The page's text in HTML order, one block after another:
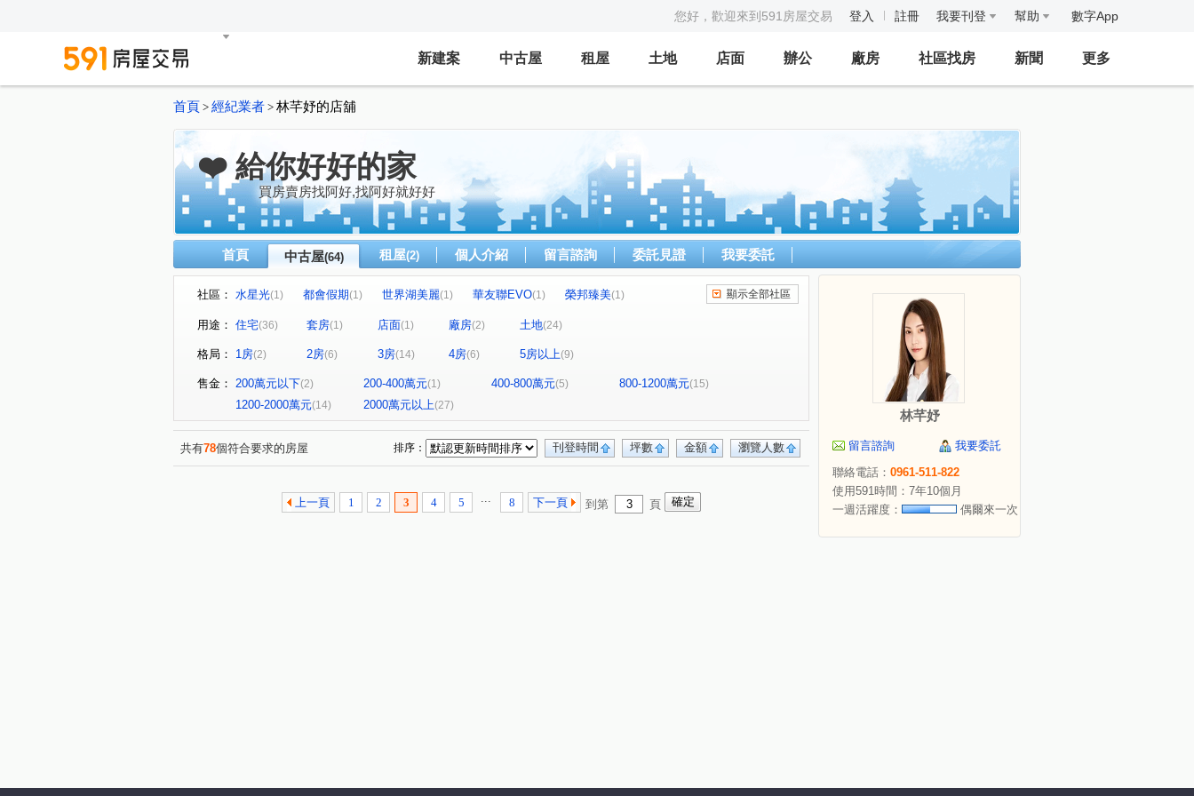
您好，歡迎來到591房屋交易 登入 註冊 我要刊登 幫助 數字App
新建案 中古屋 租屋 土地 店面 辦公 廠房 社區找房 新聞 更多
首頁 > 經紀業者 > 林芊妤的店舖
❤️ 給你好好的家
買房賣房找阿好,找阿好就好好
首頁 中古屋(64) 租屋(2) 個人介紹 留言諮詢 委託見證 我要委託
社區： 水星光(1) 都會假期(1) 世界湖美麗(1) 華友聯EVO(1) 榮邦臻美(1)
陶喜LiHo5 西門大院 皇家貴賓大廈 日東昇詠美
大道新城第十區(1) 世界成功大廈 遠雄安南町 (1) 晉德華廈
龍傳人大樓(1) 鴻華喜悅(1) 仁和新世界 太子新文化(1) 二空新城AB區(1)
東方紐約大廈(1) 東潤段(1) 西庄(1)
民安路二段(1) 上茄苳(1) 中正路三段(1) 健康三街(1) 民權路四段(1)
光復路(1) 忠義街 萬年七街 (1) 文賢路(1) 港口 (1) 鹽信街(1)
媽祖廟段(1) 西門路四段(1) 檨林(1) 臨安路二段(1) 五甲段(1) 民權二路(1)
中華東路三段(1) 義吉街 (1) 仁和路 中山東路 清潭路(2) 東園街(1)
顯示全部社區
用途： 住宅(36) 套房(1) 店面(1) 廠房(2) 土地(24)
格局： 1房(2) 2房(6) 3房(14) 4房(6) 5房以上(9)
售金： 200萬元以下(2) 200-400萬元(1) 400-800萬元(5) 800-1200萬元(15)
1200-2000萬元(14) 2000萬元以上(27)
共有78個符合要求的房屋 瀏覽人數
金額
坪數
刊登時間
排序：
上一頁 1 2 3 4 5 ... 8 下一頁 到第 頁
林芊妤
留言諮詢
我要委託
聯絡電話： 0961-511-822
使用591時間：7年10個月
一週活躍度：
偶爾來一次